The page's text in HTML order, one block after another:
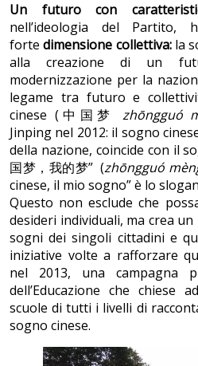
Un futuro con
nell’ideologia del Partito,
fortedimensione collettiva: la
alla creazione di un
modernizzazione per la
legame tra futuro e
cinese (中国梦 zhōngguó
Jinping nel 2012: il sogno
della nazione, coincide con il
国梦，我的梦” (zhōngguó
cinese, il mio sogno” è lo
Questo non esclude che
desideri individuali, ma crea
sogni dei singoli cittadini e
iniziative volte a rafforzare
nel 2013, una campagna
dell’Educazione che chiese
scuole di tutti i livelli di
sogno cinese.